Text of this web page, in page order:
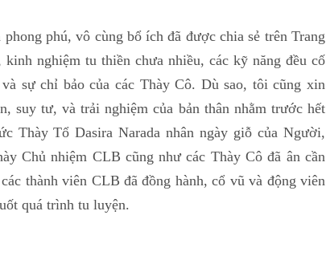
phú, vô cùng bổ ích đã được chia sẻ trên Trang
nghiệm tu thiền chưa nhiều, các kỹ năng đều cố
sự chỉ bảo của các Thày Cô. Dù sao, tôi cũng xin
suy tư, và trải nghiệm của bản thân nhằm trước hết
Thày Tổ Dasira Narada nhân ngày giỗ của Người,
Chủ nhiệm CLB cũng như các Thày Cô đã ân cần
thành viên CLB đã đồng hành, cổ vũ và động viên
quá trình tu luyện.